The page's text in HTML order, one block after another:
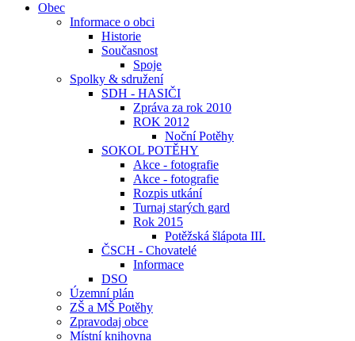
Obec
Informace o obci
Historie
Současnost
Spoje
Spolky & sdružení
SDH - HASIČI
Zpráva za rok 2010
ROK 2012
Noční Potěhy
SOKOL POTĚHY
Akce - fotografie
Akce - fotografie
Rozpis utkání
Turnaj starých gard
Rok 2015
Potěžská šlápota III.
ČSCH - Chovatelé
Informace
DSO
Územní plán
ZŠ a MŠ Potěhy
Zpravodaj obce
Místní knihovna